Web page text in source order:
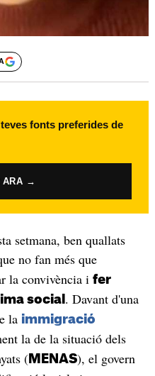
fonts preferides de
ARA →
setmana, ben quallats
no fan més que
la convivència i fer
social . Davant d'una
la immigració
la de la situació dels
(MENAS), el govern